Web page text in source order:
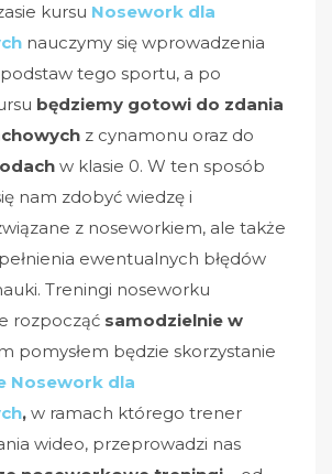
kursu Nosework dla
nauczymy się wprowadzenia
tego sportu, a po
będziemy gotowi do zdania
z cynamonu oraz do
w klasie 0. W ten sposób
nam zdobyć wiedzę i
z noseworkiem, ale także
ewentualnych błędów
Treningi noseworku
rozpocząć samodzielnie w
pomysłem będzie skorzystanie
Nosework dla
, w ramach którego trener
wideo, przeprowadzi nas